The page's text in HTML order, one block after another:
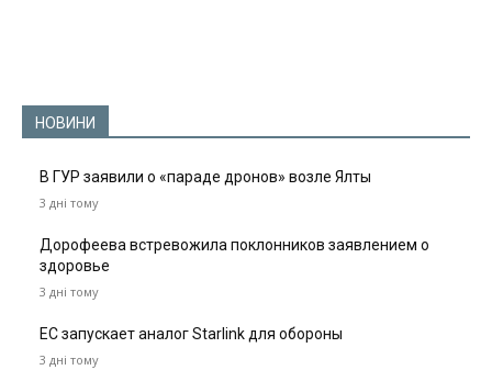
НОВИНИ
В ГУР заявили о «параде дронов» возле Ялты
3 дні тому
Дорофеева встревожила поклонников заявлением о
здоровье
3 дні тому
ЕС запускает аналог Starlink для обороны
3 дні тому